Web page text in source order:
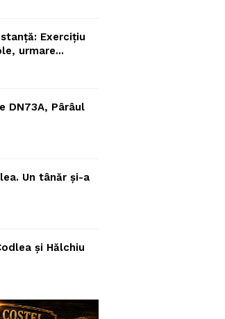
Exercițiu
urmare...
DN73A, Pârâul
Un tânăr și-a
și Hălchiu